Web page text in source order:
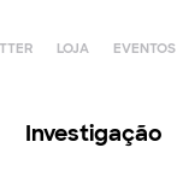
LOJA EVENTOS
Investigação